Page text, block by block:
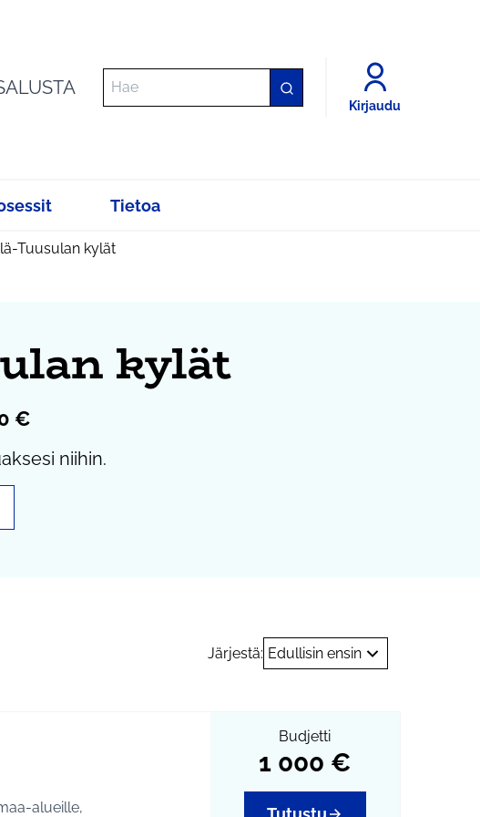
Kirjaudu
Tietoa
Tuusulan kylät
kylät
€
niihin.
Järjestä: Edullisin ensin
alueille,
Budjetti
1 000 €